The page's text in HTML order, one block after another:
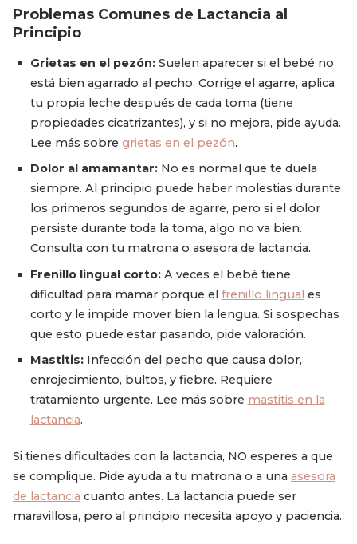
Problemas Comunes de Lactancia al
Principio
Grietas en el pezón:Suelen aparecer si el bebé no
está bien agarrado al pecho. Corrige el agarre, aplica
tu propia leche después de cada toma (tiene
propiedades cicatrizantes), y si no mejora, pide ayuda.
Lee más sobre grietas en el pezón.
Dolor al amamantar:No es normal que te duela
siempre. Al principio puede haber molestias durante
los primeros segundos de agarre, pero si el dolor
persiste durante toda la toma, algo no va bien.
Consulta con tu matrona o asesora de lactancia.
Frenillo lingual corto:A veces el bebé tiene
dificultad para mamar porque el frenillo lingual es
corto y le impide mover bien la lengua. Si sospechas
que esto puede estar pasando, pide valoración.
Mastitis:Infección del pecho que causa dolor,
enrojecimiento, bultos, y fiebre. Requiere
tratamiento urgente. Lee más sobre mastitis en la
lactancia.
Si tienes dificultades con la lactancia, NO esperes a que
se complique. Pide ayuda a tu matrona o a una asesora
de lactancia cuanto antes. La lactancia puede ser
maravillosa, pero al principio necesita apoyo y paciencia.